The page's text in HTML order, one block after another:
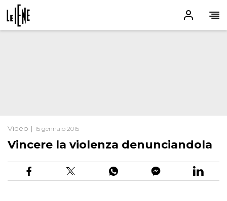
Video | 15 gennaio 2015
Vincere la violenza denunciandola